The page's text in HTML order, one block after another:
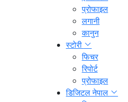
प्रोफाइल
लगानी
कानुन
स्टोरी
फिचर
रिपोर्ट
प्रोफाइल
डिजिटल नेपाल